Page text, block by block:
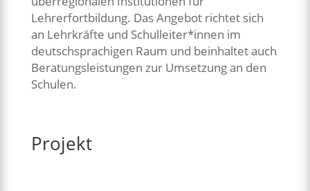
Lehrerfortbildung. Das Angebot richtet sich
an Lehrkräfte und Schulleiter*innen im
deutschsprachigen Raum und beinhaltet auch
Beratungsleistungen zur Umsetzung an den
Schulen.
Projekt